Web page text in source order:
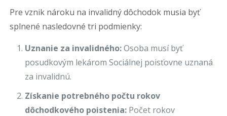
Pre vznik nároku na invalidný dôchodok musia byť
splnené nasledovné tri podmienky:
Uznanie za invalidného:Osoba musí byť
posudkovým lekárom Sociálnej poisťovne uznaná
za invalidnú.
Získanie potrebného počtu rokov
dôchodkového poistenia: Počet rokov